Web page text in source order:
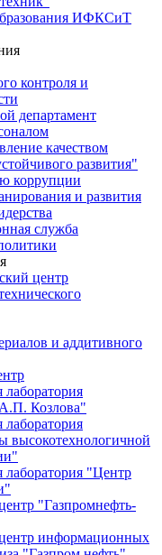
ИФКСиТ
контроля и
департамент
качеством
развития"
коррупции
и развития
служба
центр
и аддитивного
лаборатория
Козлова"
лаборатория
высокотехнологичной
лаборатория "Центр
"Газпромнефть-
информационных